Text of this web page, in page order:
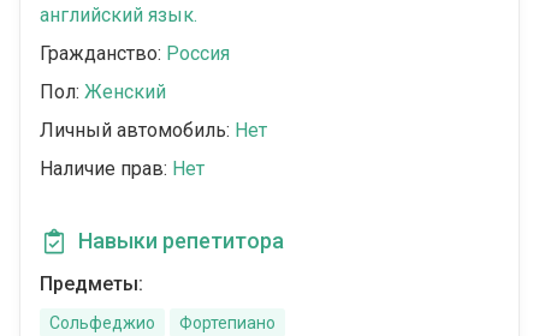
английский язык.
Гражданство: Россия
Пол: Женский
Личный автомобиль: Нет
Наличие прав: Нет
Навыки репетитора
Предметы:
Сольфеджио Фортепиано